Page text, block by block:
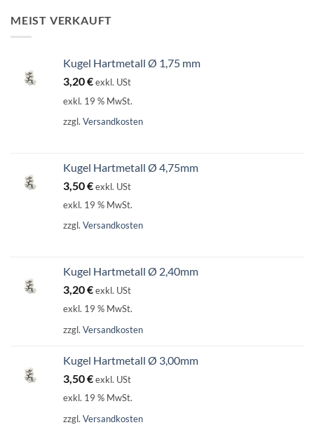
MEIST VERKAUFT
Kugel Hartmetall Ø 1,75 mm
3,20€exkl. USt
exkl. 19 % MwSt.
zzgl. Versandkosten
Kugel Hartmetall Ø 4,75mm
3,50€exkl. USt
exkl. 19 % MwSt.
zzgl. Versandkosten
Kugel Hartmetall Ø 2,40mm
3,20€exkl. USt
exkl. 19 % MwSt.
zzgl. Versandkosten
Kugel Hartmetall Ø 3,00mm
3,50€exkl. USt
exkl. 19 % MwSt.
zzgl. Versandkosten